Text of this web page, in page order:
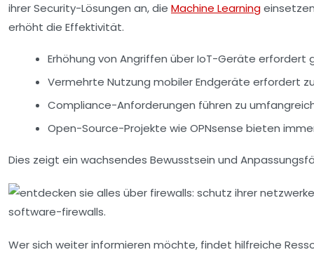
ihrer Security-Lösungen an, die Machine Learning
erhöht die Effektivität.
Erhöhung von Angriffen über IoT-Geräte erfordert
Vermehrte Nutzung mobiler Endgeräte erfordert
Compliance-Anforderungen führen zu
Open-Source-Projekte wie OPNsense bieten
Dies zeigt ein wachsendes Bewusstsein und
Wer sich weiter informieren möchte, findet hilfreiche